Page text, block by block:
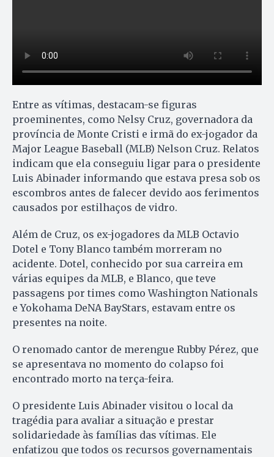
Entre as vítimas, destacam-se figuras
proeminentes, como Nelsy Cruz, governadora da
província de Monte Cristi e irmã do ex-jogador da
Major League Baseball (MLB) Nelson Cruz. Relatos
indicam que ela conseguiu ligar para o presidente
Luis Abinader informando que estava presa sob os
escombros antes de falecer devido aos ferimentos
causados por estilhaços de vidro.
Além de Cruz, os ex-jogadores da MLB Octavio
Dotel e Tony Blanco também morreram no
acidente. Dotel, conhecido por sua carreira em
várias equipes da MLB, e Blanco, que teve
passagens por times como Washington Nationals
e Yokohama DeNA BayStars, estavam entre os
presentes na noite.
O renomado cantor de merengue Rubby Pérez, que
se apresentava no momento do colapso foi
encontrado morto na terça-feira.
O presidente Luis Abinader visitou o local da
tragédia para avaliar a situação e prestar
solidariedade às famílias das vítimas. Ele
enfatizou que todos os recursos governamentais